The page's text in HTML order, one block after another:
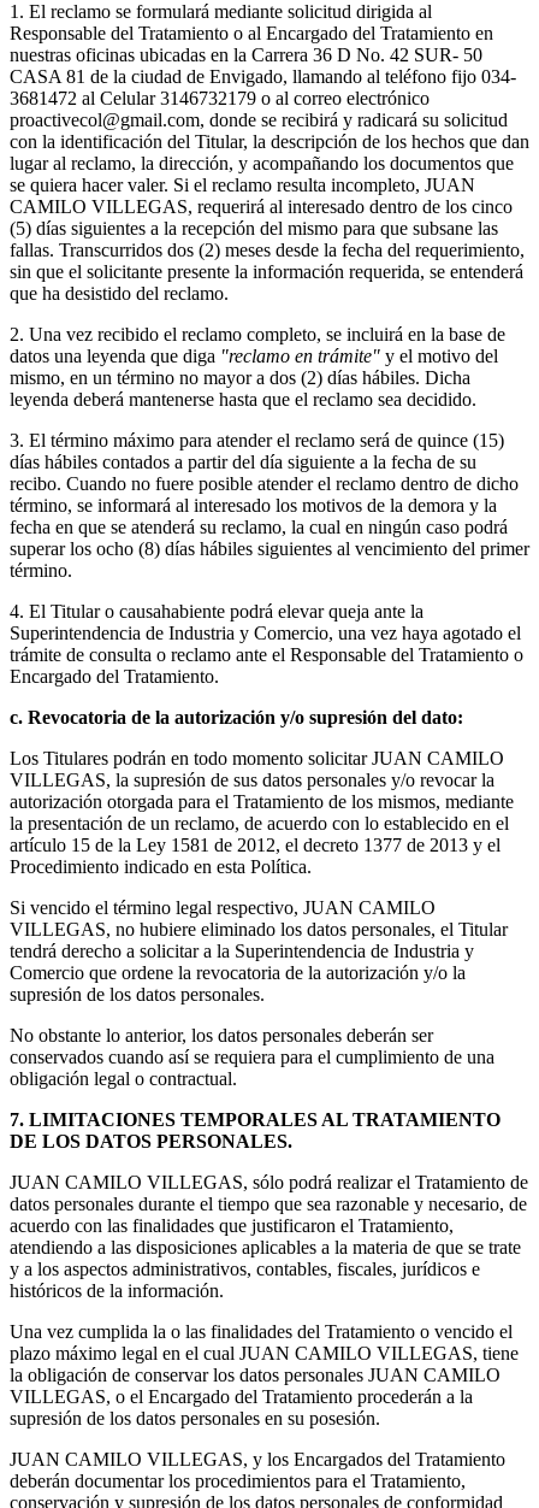
1. El reclamo se formulará mediante solicitud dirigida al
Responsable del Tratamiento o al Encargado del Tratamiento en
nuestras oficinas ubicadas en la Carrera 36 D No. 42 SUR- 50
CASA 81 de la ciudad de Envigado, llamando al teléfono fijo 034-
3681472 al Celular 3146732179 o al correo electrónico
proactivecol@gmail.com, donde se recibirá y radicará su solicitud
con la identificación del Titular, la descripción de los hechos que dan
lugar al reclamo, la dirección, y acompañando los documentos que
se quiera hacer valer. Si el reclamo resulta incompleto, JUAN
CAMILO VILLEGAS, requerirá al interesado dentro de los cinco
(5) días siguientes a la recepción del mismo para que subsane las
fallas. Transcurridos dos (2) meses desde la fecha del requerimiento,
sin que el solicitante presente la información requerida, se entenderá
que ha desistido del reclamo.
2. Una vez recibido el reclamo completo, se incluirá en la base de
datos una leyenda que diga "reclamo en trámite" y el motivo del
mismo, en un término no mayor a dos (2) días hábiles. Dicha
leyenda deberá mantenerse hasta que el reclamo sea decidido.
3. El término máximo para atender el reclamo será de quince (15)
días hábiles contados a partir del día siguiente a la fecha de su
recibo. Cuando no fuere posible atender el reclamo dentro de dicho
término, se informará al interesado los motivos de la demora y la
fecha en que se atenderá su reclamo, la cual en ningún caso podrá
superar los ocho (8) días hábiles siguientes al vencimiento del primer
término.
4. El Titular o causahabiente podrá elevar queja ante la
Superintendencia de Industria y Comercio, una vez haya agotado el
trámite de consulta o reclamo ante el Responsable del Tratamiento o
Encargado del Tratamiento.
c. Revocatoria de la autorización y/o supresión del dato:
Los Titulares podrán en todo momento solicitar JUAN CAMILO
VILLEGAS, la supresión de sus datos personales y/o revocar la
autorización otorgada para el Tratamiento de los mismos, mediante
la presentación de un reclamo, de acuerdo con lo establecido en el
artículo 15 de la Ley 1581 de 2012, el decreto 1377 de 2013 y el
Procedimiento indicado en esta Política.
Si vencido el término legal respectivo, JUAN CAMILO
VILLEGAS, no hubiere eliminado los datos personales, el Titular
tendrá derecho a solicitar a la Superintendencia de Industria y
Comercio que ordene la revocatoria de la autorización y/o la
supresión de los datos personales.
No obstante lo anterior, los datos personales deberán ser
conservados cuando así se requiera para el cumplimiento de una
obligación legal o contractual.
7. LIMITACIONES TEMPORALES AL TRATAMIENTO
DE LOS DATOS PERSONALES.
JUAN CAMILO VILLEGAS, sólo podrá realizar el Tratamiento de
datos personales durante el tiempo que sea razonable y necesario, de
acuerdo con las finalidades que justificaron el Tratamiento,
atendiendo a las disposiciones aplicables a la materia de que se trate
y a los aspectos administrativos, contables, fiscales, jurídicos e
históricos de la información.
Una vez cumplida la o las finalidades del Tratamiento o vencido el
plazo máximo legal en el cual JUAN CAMILO VILLEGAS, tiene
la obligación de conservar los datos personales JUAN CAMILO
VILLEGAS, o el Encargado del Tratamiento procederán a la
supresión de los datos personales en su posesión.
JUAN CAMILO VILLEGAS, y los Encargados del Tratamiento
deberán documentar los procedimientos para el Tratamiento,
conservación y supresión de los datos personales de conformidad